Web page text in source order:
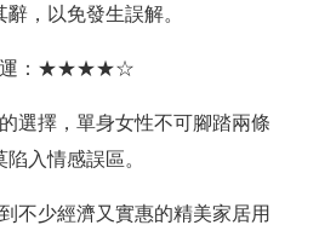
，以免發生誤解。
運：★★★★☆
選擇，單身女性不可腳踏兩條
陷入情感誤區。
不少經濟又實惠的精美家居用